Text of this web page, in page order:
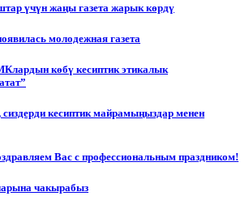
үчүн жаңы газета жарык көрдү
молодежная газета
көбү кесиптик этикалык
кесиптик майрамыңыздар менен
Вас с профессиональным праздником!
чакырабыз